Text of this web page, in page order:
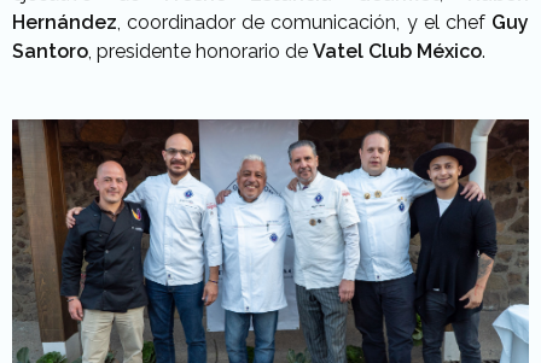
Hernández, coordinador de comunicación, y el chef Guy
Santoro, presidente honorario de Vatel Club México.